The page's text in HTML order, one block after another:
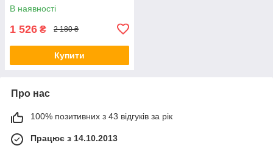
В наявності
1 526 ₴ 2 180 ₴
Купити
Про нас
100% позитивних з 43 відгуків за рік
Працює з 14.10.2013